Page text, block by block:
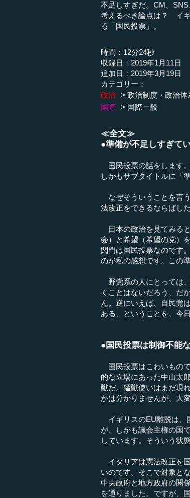
不足しすぎだ。CM、
考えるべき論点は？ イ
る「国民投票」。
時間：12分24秒
収録日：2019年1月11日
追加日：2019年3月19日
カテゴリー：
政治
政治制度・政治体
国際
国際一般
≪全文≫
●準備が不足しすぎて
国民投票の話をします
しかもサブタイトルに「
なぜそういうことを言
法改正をできるならばし
日本の政治を見てみる
会）と希望（希望の党）
関門は国民投票なのです
のが私の感想です。この
野党系の人にとっては
くことはないだろう、だ
ん。逆にいえば、自民党
ある、ということを、今
●国民投票は制御不能
国民投票はこわいもの
的な立場にあった中山太
獣だ。猛獣使いはまだ現
かは分かりませんが、大
イギリスのEU離脱は、
が、しかも議会主権の国
しています。そういう状
イタリアは憲法改正を
いのです。そこで対象と
中央政府と地方政府の関
を通りました。ですが、